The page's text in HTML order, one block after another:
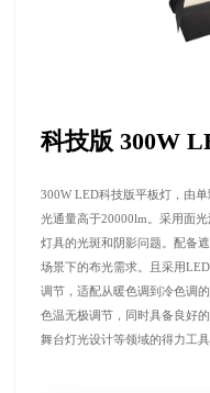
科技版 300W
300W LED科技版平板灯，由
光通量高于20000lm 。采用面
灯具的光斑和阴影问题。配备
场景下的布光需求。且采用
调节，适配从暖色调到冷色调
色温无极调节， 同时具备良好
舞台灯光设计等领域的得力工具